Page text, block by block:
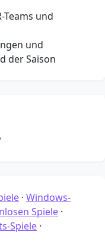
Teams und
und
der Saison
· Windows-
Spiele ·
Spiele ·